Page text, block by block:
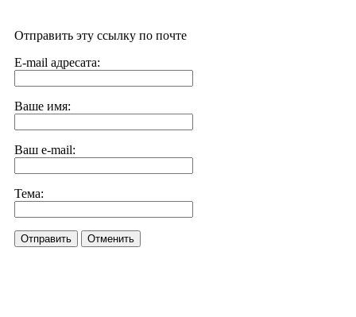
Отправить эту ссылку по почте
E-mail адресата:
Ваше имя:
Ваш e-mail:
Тема:
Отправить Отменить